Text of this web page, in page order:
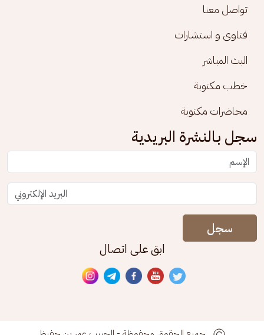
تواصل معنا
فتاوى و استشارات
البث المباشر
خطب مكتوبة
محاضرات مكتوبة
سجل بالنشرة البريدية
سجل
ابق على اتصال